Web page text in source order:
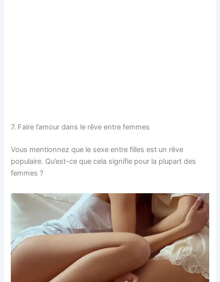
7. Faire l’amour dans le rêve entre femmes
Vous mentionnez que le sexe entre filles est un rêve
populaire. Qu’est-ce que cela signifie pour la plupart des
femmes ?